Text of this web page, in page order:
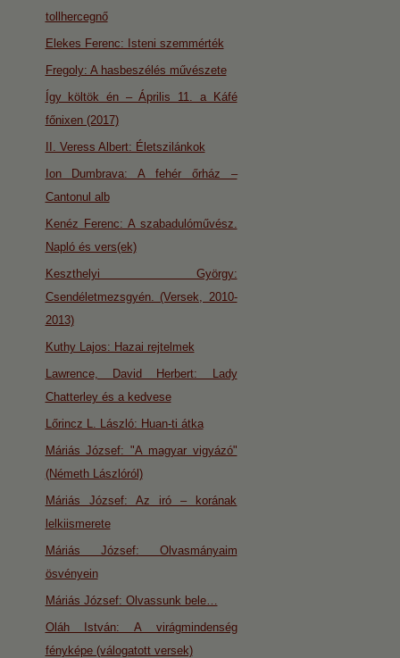
tollhercegnő
Elekes Ferenc: Isteni szemmérték
Fregoly: A hasbeszélés művészete
Így költök én – Április 11. a Káfé
főnixen (2017)
II. Veress Albert: Életszilánkok
Ion Dumbrava: A fehér őrház –
Cantonul alb
Kenéz Ferenc: A szabadulóművész.
Napló és vers(ek)
Keszthelyi György:
Csendéletmezsgyén. (Versek, 2010-
2013)
Kuthy Lajos: Hazai rejtelmek
Lawrence, David Herbert: Lady
Chatterley és a kedvese
Lőrincz L. László: Huan-ti átka
Máriás József: "A magyar vigyázó"
(Németh Lászlóról)
Máriás József: Az iró – korának
lelkiismerete
Máriás József: Olvasmányaim
ösvényein
Máriás József: Olvassunk bele…
Oláh István: A virágmindenség
fényképe (válogatott versek)